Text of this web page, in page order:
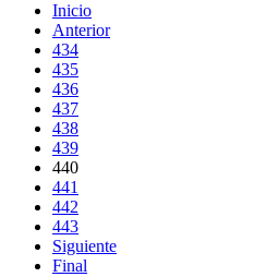
Inicio
Anterior
434
435
436
437
438
439
440
441
442
443
Siguiente
Final